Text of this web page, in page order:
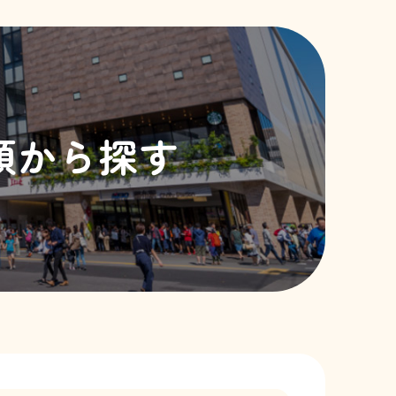
から探す